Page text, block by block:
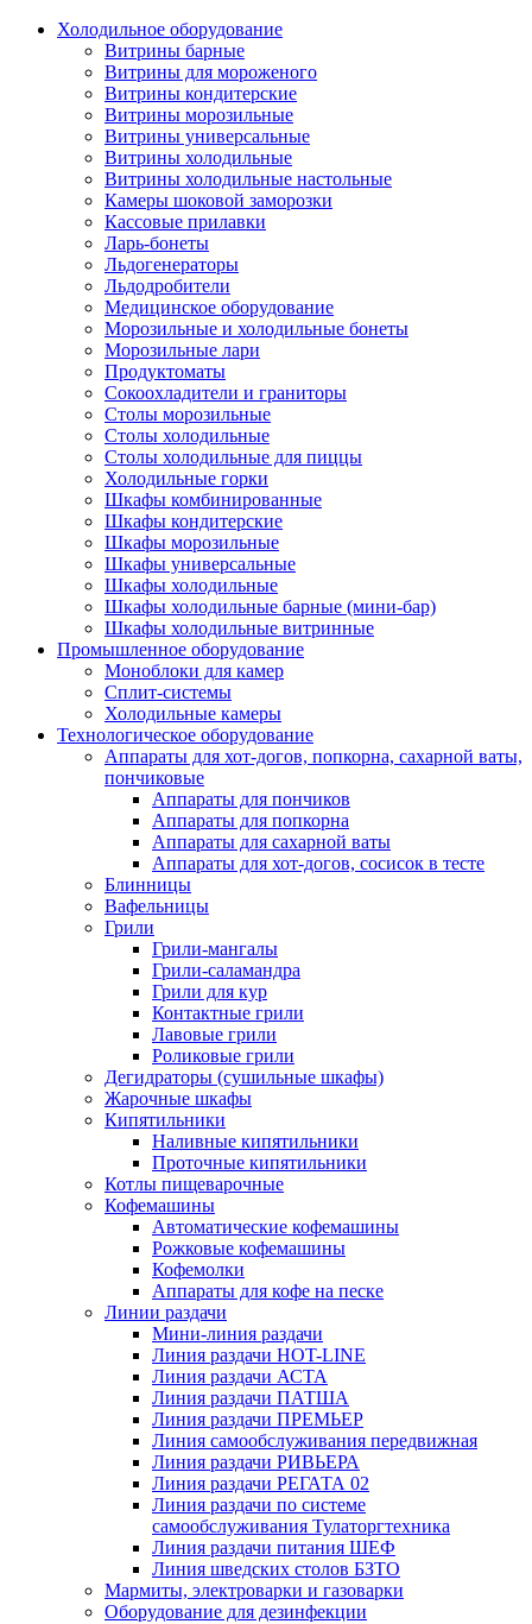
Холодильное оборудование
Витрины барные
Витрины для мороженого
Витрины кондитерские
Витрины морозильные
Витрины универсальные
Витрины холодильные
Витрины холодильные настольные
Камеры шоковой заморозки
Кассовые прилавки
Ларь-бонеты
Льдогенераторы
Льдодробители
Медицинское оборудование
Морозильные и холодильные бонеты
Морозильные лари
Продуктоматы
Сокоохладители и граниторы
Столы морозильные
Столы холодильные
Столы холодильные для пиццы
Холодильные горки
Шкафы комбинированные
Шкафы кондитерские
Шкафы морозильные
Шкафы универсальные
Шкафы холодильные
Шкафы холодильные барные (мини-бар)
Шкафы холодильные витринные
Промышленное оборудование
Моноблоки для камер
Сплит-системы
Холодильные камеры
Технологическое оборудование
Аппараты для хот-догов, попкорна, сахарной ваты,
пончиковые
Аппараты для пончиков
Аппараты для попкорна
Аппараты для сахарной ваты
Аппараты для хот-догов, сосисок в тесте
Блинницы
Вафельницы
Грили
Грили-мангалы
Грили-саламандра
Грили для кур
Контактные грили
Лавовые грили
Роликовые грили
Дегидраторы (сушильные шкафы)
Жарочные шкафы
Кипятильники
Наливные кипятильники
Проточные кипятильники
Котлы пищеварочные
Кофемашины
Автоматические кофемашины
Рожковые кофемашины
Кофемолки
Аппараты для кофе на песке
Линии раздачи
Мини-линия раздачи
Линия раздачи HOT-LINE
Линия раздачи АСТА
Линия раздачи ПАТША
Линия раздачи ПРЕМЬЕР
Линия самообслуживания передвижная
Линия раздачи РИВЬЕРА
Линия раздачи РЕГАТА 02
Линия раздачи по системе
самообслуживания Тулаторгтехника
Линия раздачи питания ШЕФ
Линия шведских столов БЗТО
Мармиты, электроварки и газоварки
Оборудование для дезинфекции